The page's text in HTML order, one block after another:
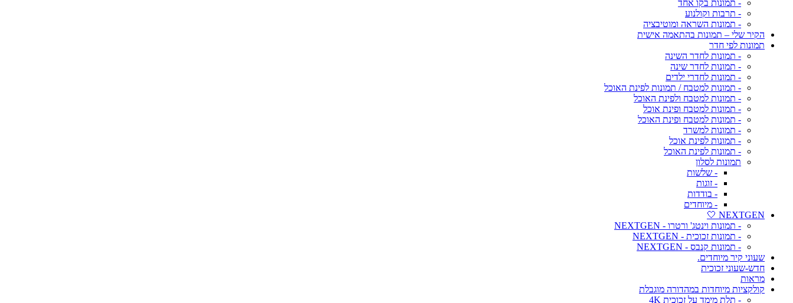
- תמונות בקו אחד
- תרבות וקולנוע
- תמונות השראה ומוטיבציה
הקיר שלי – תמונות בהתאמה אישית
תמונות לפי חדר
- תמונות לחדר השינה
- תמונות לחדר שינה
- תמונות לחדרי ילדים
- תמונות למטבח / תמונות לפינת האוכל
- תמונות למטבח ולפינת האוכל
- תמונות למטבח ופינת אוכל
- תמונות למטבח ופינת האוכל
- תמונות למשרד
- תמונות לפינת אוכל
- תמונות לפינת האוכל
תמונות לסלון
- שלשות
- זוגות
- בודדות
- מיוחדים
NEXTGEN 🤍
- תמונות וינטג' ורטרו - NEXTGEN
- תמונות זכוכית - NEXTGEN
- תמונות קנבס - NEXTGEN
שעוני קיר מיוחדים.
חדש-שעוני זכוכית
מראות
קולקציות מיוחדות במהדורה מוגבלת
- תלת מימד על זכוכית 4K